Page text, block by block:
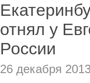
отнял у
России
26 декабря